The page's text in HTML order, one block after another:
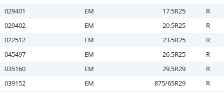
029401
EM 17.5R25
R
029402
EM 20.5R25
R
022512
EM 23.5R25
R
045497
EM 26.5R25
R
035160
EM 29.5R29
R
039152
EM 875/65R29
R